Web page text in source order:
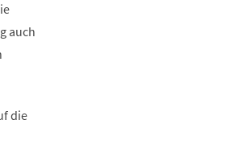
auch
die